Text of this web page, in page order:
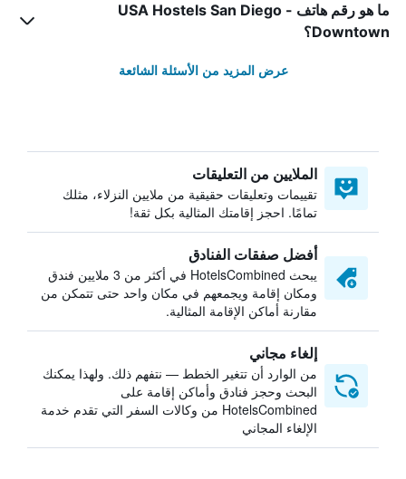
ما هو رقم هاتف USA Hostels San Diego -
Downtown؟
عرض المزيد من الأسئلة الشائعة
الملايين من التعليقات
تقييمات وتعليقات حقيقية من ملايين النزلاء، مثلك
تمامًا. احجز إقامتك المثالية بكل ثقة!
أفضل صفقات الفنادق
يبحث HotelsCombined في أكثر من 3 ملايين فندق
ومكان إقامة ويجمعهم في مكان واحد حتى تتمكن من
مقارنة أماكن الإقامة المثالية.
إلغاء مجاني
من الوارد أن تتغير الخطط — نتفهم ذلك. ولهذا يمكنك
البحث وحجز فنادق وأماكن إقامة على
HotelsCombined من وكالات السفر التي تقدم خدمة
الإلغاء المجاني